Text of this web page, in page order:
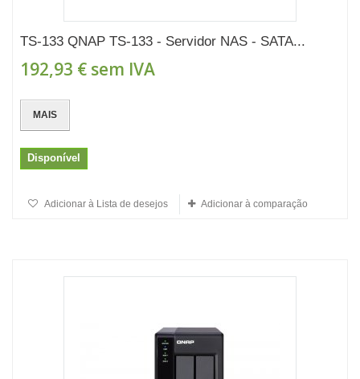
TS-133 QNAP TS-133 - Servidor NAS - SATA...
192,93 € sem IVA
MAIS
Disponível
Adicionar à Lista de desejos Adicionar à comparação